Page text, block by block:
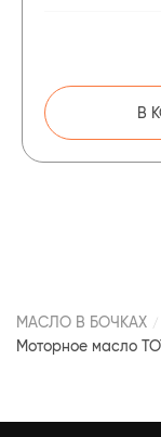
В
МАСЛО В БОЧКАХ
Моторное масло